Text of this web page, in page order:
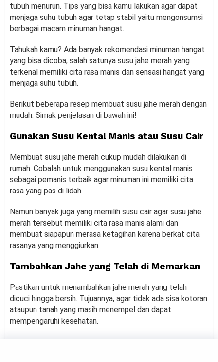
tubuh menurun. Tips yang bisa kamu lakukan agar dapat
menjaga suhu tubuh agar tetap stabil yaitu mengonsumsi
berbagai macam minuman hangat.
Tahukah kamu? Ada banyak rekomendasi minuman hangat
yang bisa dicoba, salah satunya susu jahe merah yang
terkenal memiliki cita rasa manis dan sensasi hangat yang
menjaga suhu tubuh.
Berikut beberapa resep membuat susu jahe merah dengan
mudah. Simak penjelasan di bawah ini!
Gunakan Susu Kental Manis atau Susu Cair
Membuat susu jahe merah cukup mudah dilakukan di
rumah. Cobalah untuk menggunakan susu kental manis
sebagai pemanis terbaik agar minuman ini memiliki cita
rasa yang pas di lidah.
Namun banyak juga yang memilih susu cair agar susu jahe
merah tersebut memiliki cita rasa manis alami dan
membuat siapapun merasa ketagihan karena berkat cita
rasanya yang menggiurkan.
Tambahkan Jahe yang Telah di Memarkan
Pastikan untuk menambahkan jahe merah yang telah
dicuci hingga bersih. Tujuannya, agar tidak ada sisa kotoran
ataupun tanah yang masih menempel dan dapat
mempengaruhi kesehatan.
Kamu bisa mengiris tipis jahe merah tersebut atau